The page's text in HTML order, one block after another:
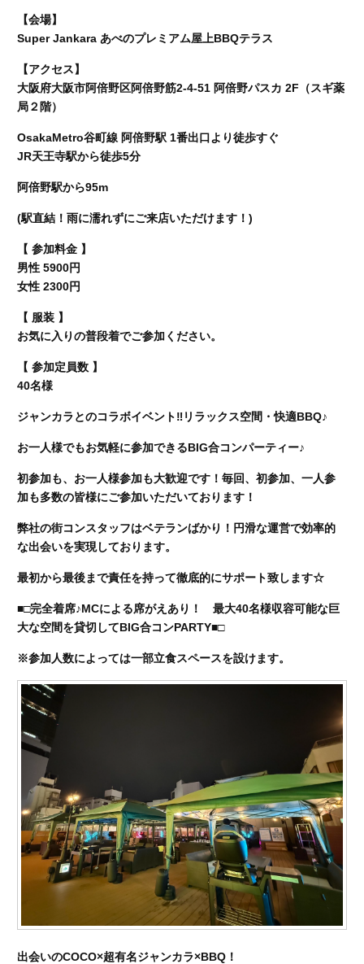
【会場】
Super Jankara あべのプレミアム屋上BBQテラス
【アクセス】
大阪府大阪市阿倍野区阿倍野筋2-4-51 阿倍野パスカ 2F（スギ薬
局２階）
OsakaMetro谷町線 阿倍野駅 1番出口より徒歩すぐ
JR天王寺駅から徒歩5分
阿倍野駅から95m
(駅直結！雨に濡れずにご来店いただけます！)
【 参加料金 】
男性 5900円
女性 2300円
【 服装 】
お気に入りの普段着でご参加ください。
【 参加定員数 】
40名様
ジャンカラとのコラボイベント‼︎リラックス空間・快適BBQ♪
お一人様でもお気軽に参加できるBIG合コンパーティー♪
初参加も、お一人様参加も大歓迎です！毎回、初参加、一人参
加も多数の皆様にご参加いただいております！
弊社の街コンスタッフはベテランばかり！円滑な運営で効率的
な出会いを実現しております。
最初から最後まで責任を持って徹底的にサポート致します☆
■□完全着席♪MCによる席がえあり！ 最大40名様収容可能な巨
大な空間を貸切してBIG合コンPARTY■□
※参加人数によっては一部立食スペースを設けます。
出会いのCOCO×超有名ジャンカラ×BBQ！